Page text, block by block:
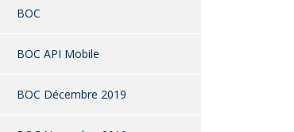
BOC
BOC API Mobile
BOC Décembre 2019